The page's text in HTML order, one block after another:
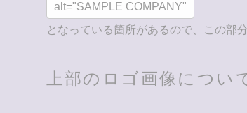
alt="SAMPLE COMPANY"
となっている箇所があるので、この部
上部のロゴ画像につい